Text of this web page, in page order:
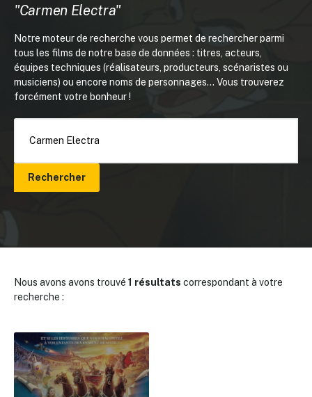
"Carmen Electra"
Notre moteur de recherche vous permet de rechercher parmi
tous les films de notre base de données : titres, acteurs,
équipes techniques (réalisateurs, producteurs, scénaristes ou
musiciens) ou encore noms de personnages... Vous trouverez
forcément votre bonheur !
Rechercher
Nous avons avons trouvé 1 résultats correspondant à votre
recherche :